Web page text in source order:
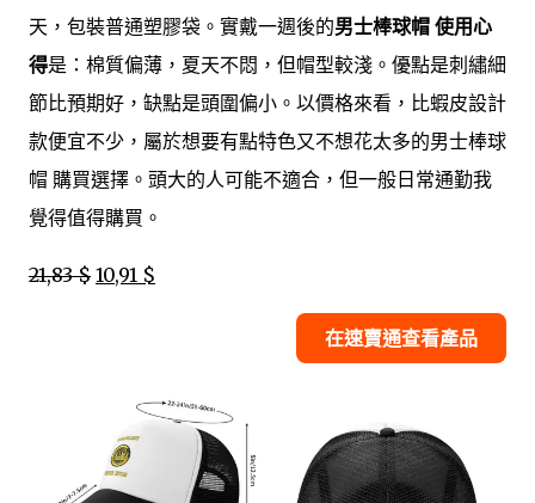
天，包裝普通塑膠袋。實戴一週後的男士棒球帽 使用心
得是：棉質偏薄，夏天不悶，但帽型較淺。優點是刺繡細
節比預期好，缺點是頭圍偏小。以價格來看，比蝦皮設計
款便宜不少，屬於想要有點特色又不想花太多的男士棒球
帽 購買選擇。頭大的人可能不適合，但一般日常通勤我
覺得值得購買。
21,83 $ 10,91 $
在速賣通查看產品